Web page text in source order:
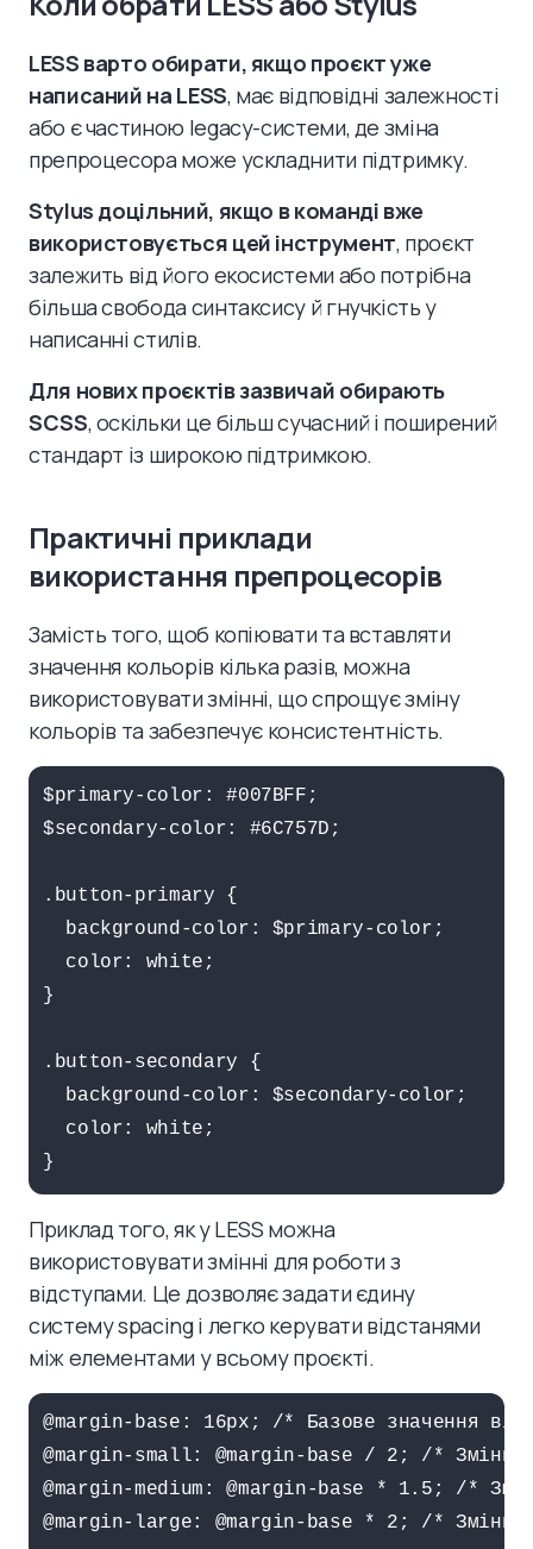
LESS варто обирати, якщо проєкт уже
написаний на LESS, має відповідні залежності
або є частиною legacy-системи, де зміна
препроцесора може ускладнити підтримку.
Stylus доцільний, якщо в команді вже
використовується цей інструмент, проєкт
залежить від його екосистеми або потрібна
більша свобода синтаксису й гнучкість у
написанні стилів.
Для нових проєктів зазвичай обирають
SCSS, оскільки це більш сучасний і поширений
стандарт із широкою підтримкою.
Практичні приклади
використання препроцесорів
Замість того, щоб копіювати та вставляти
значення кольорів кілька разів, можна
використовувати змінні, що спрощує зміну
кольорів та забезпечує консистентність.
$primary-color: #007BFF;
$secondary-color: #6C757D;
.button-primary {
  background-color: $primary-color;
  color: white;
}
.button-secondary {
  background-color: $secondary-color;
  color: white;
Приклад того, як у LESS можна
використовувати змінні для роботи з
відступами. Це дозволяє задати єдину
систему spacing і легко керувати відстанями
між елементами у всьому проєкті.
@margin-base: 16px; /* Базове значення
@margin-small: @margin-base / 2; /* Змінна,
@margin-medium: @margin-base * 1.5; /*
@margin-large: @margin-base * 2; /* Змінна,